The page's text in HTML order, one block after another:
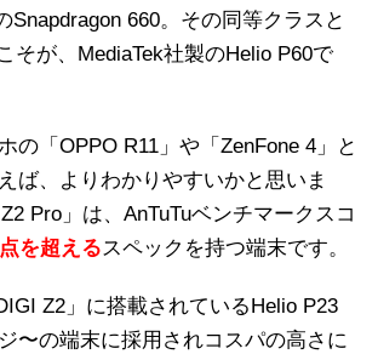
Snapdragon 660。その同等クラスと
そが、MediaTek社製のHelio P60で
の「OPPO R11」や「ZenFone 4」と
ば、よりわかりやすいかと思いま
Pro」は、AnTuTuベンチマークスコ
を超えるスペックを持つ端末です。
Z2」に搭載されているHelio P23
〜の端末に採用されコスパの高さに